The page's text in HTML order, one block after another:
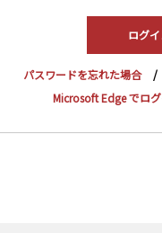
パスワードを忘れた場合
Microsoft Edge でロ